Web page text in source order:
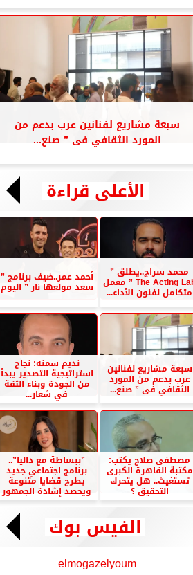
سبعة مشاريع لفنانين عرب بدعم من
المورد الثقافي فى ” صنع...
الأعلى قراءة
محمد سراج..يطلق ”
The Acting Lab ” معمل
متكامل لفنون الأداء...
أحمد عمر..ضيف برنامج ”
سعد مولعها نار ” اليوم
سبعة مشاريع لفنانين
عرب بدعم من المورد
الثقافي فى ” صنع...
نديم سمنه: نجاح
استراتيجية التصدير يبدأ
من الجودة وبناء الثقة
في شعار...
مصطفى صلاح يكتب:
مكتبة القاهرة الكبرى
تستغيث.. هل يتحرك
التحقيق ؟
”ببساطة مع داليا”..
برنامج اجتماعي جديد
يطرح قضايا متنوعة
ويحصد إشادة الجمهور
الفيس بوك
elmogazelyoum